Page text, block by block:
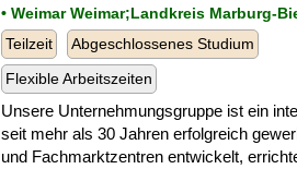
• Weimar Weimar;Landkreis Marburg-
Teilzeit
Abgeschlossenes Studium
Flexible Arbeitszeiten
Unsere Unternehmungsgruppe ist ein
seit mehr als 30 Jahren erfolgreich
und Fachmarktzentren entwickelt,